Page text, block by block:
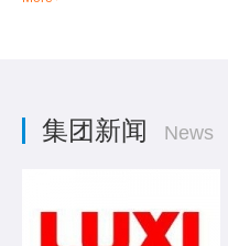
集团新闻 News